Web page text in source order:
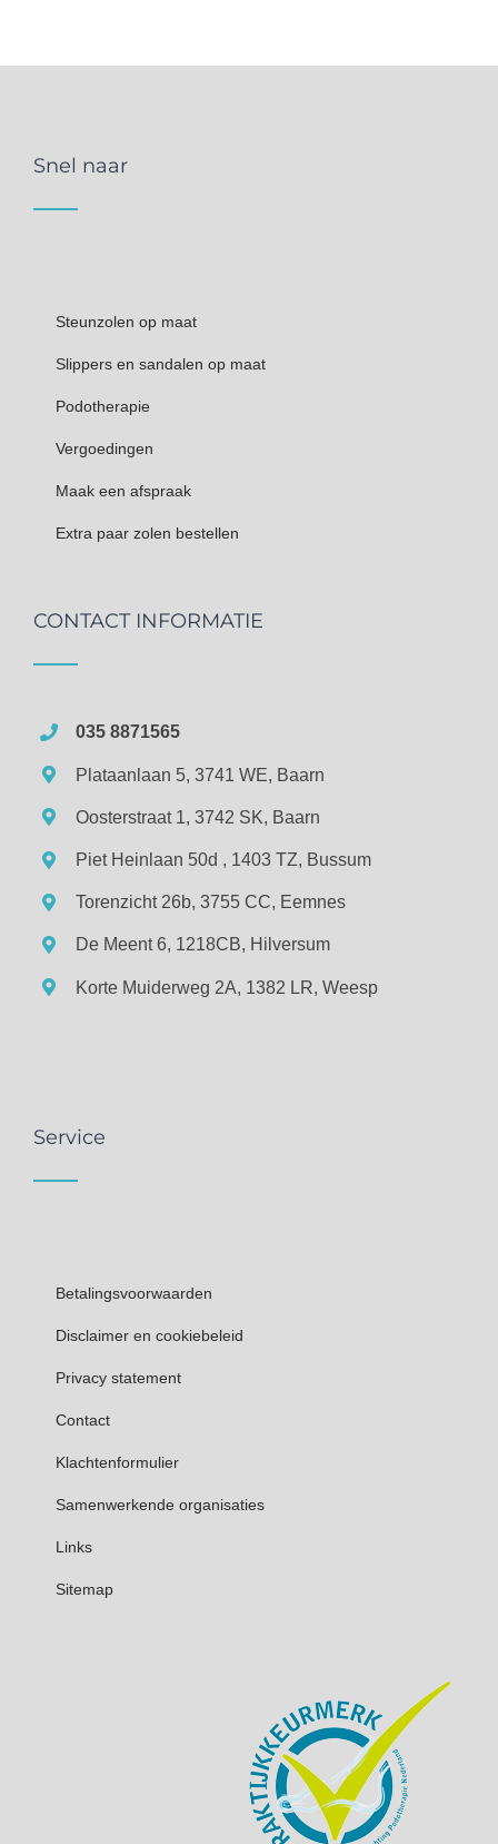
Snel naar
Steunzolen op maat
Slippers en sandalen op maat
Podotherapie
Vergoedingen
Maak een afspraak
Extra paar zolen bestellen
CONTACT INFORMATIE
035 8871565
Plataanlaan 5, 3741 WE, Baarn
Oosterstraat 1, 3742 SK, Baarn
Piet Heinlaan 50d , 1403 TZ, Bussum
Torenzicht 26b, 3755 CC, Eemnes
De Meent 6, 1218CB, Hilversum
Korte Muiderweg 2A, 1382 LR, Weesp
Service
Betalingsvoorwaarden
Disclaimer en cookiebeleid
Privacy statement
Contact
Klachtenformulier
Samenwerkende organisaties
Links
Sitemap